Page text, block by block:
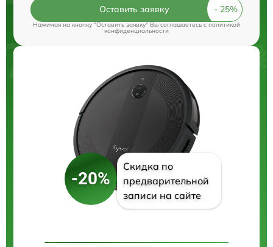
Оставить заявку
Нажимая на кнопку "Оставить заявку" Вы соглашаетесь cполитикой
конфиденциальности
-20%
Скидка по
предварительной
записи на сайте